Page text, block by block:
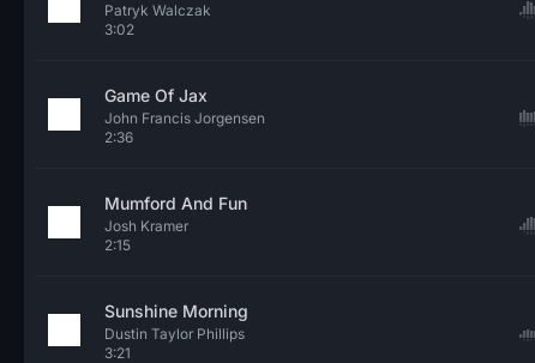
Patryk Walczak
3:02
Game Of Jax
John Francis Jorgensen
2:36
Mumford And Fun
Josh Kramer
2:15
Sunshine Morning
Dustin Taylor Phillips
3:21